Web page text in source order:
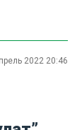
2022 20:46